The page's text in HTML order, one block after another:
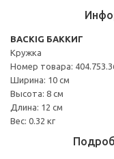
BACKIG БАККИГ
Кружка
Номер товара:
Ширина: 10 см
Высота: 8 см
Длина: 12 см
Вес: 0.32 кг